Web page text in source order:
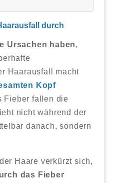
durch
Ursachen haben,
Haarausfall macht
Kopf
Fieber fallen die
nicht während der
danach, sondern
Haare verkürzt sich,
das Fieber